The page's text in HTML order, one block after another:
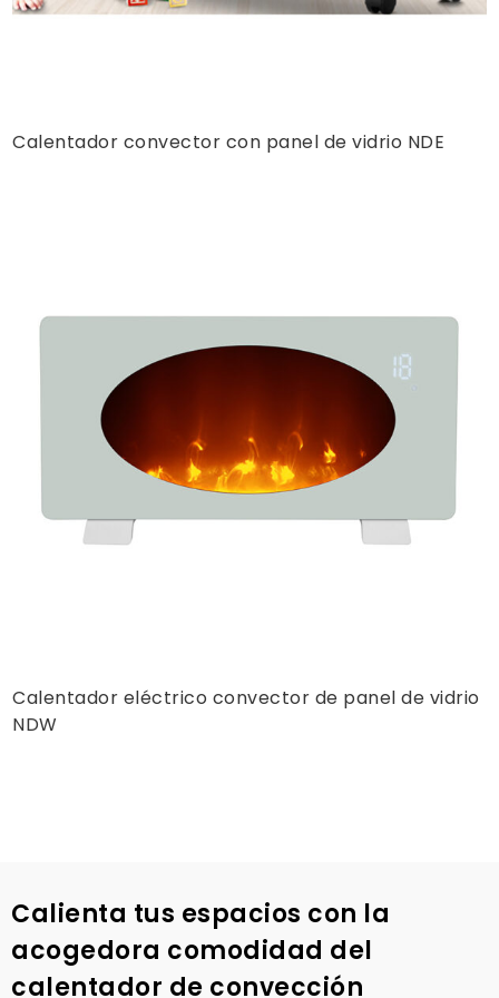
Calentador convector con panel de vidrio NDE
Calentador eléctrico convector de panel de vidrio
NDW
Calienta tus espacios con la
acogedora comodidad del
calentador de convección